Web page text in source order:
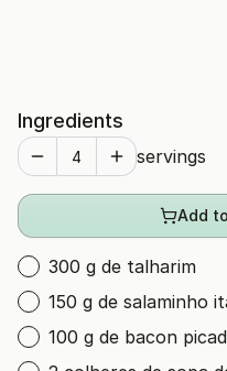
Ingredients
servings
Add
300 g de talharim
150 g de salaminho
100 g de bacon